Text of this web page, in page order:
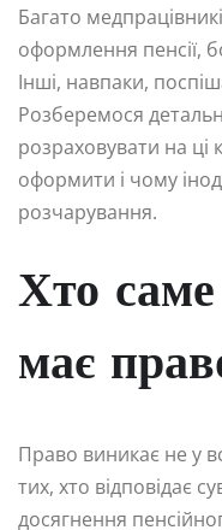
Багато
оформлення пенсії,
Інші, навпаки,
Розберемося
розраховувати на ці
оформити і чому
розчарування.
Хто саме
має
Право виникає не у
тих, хто відповідає
досягнення